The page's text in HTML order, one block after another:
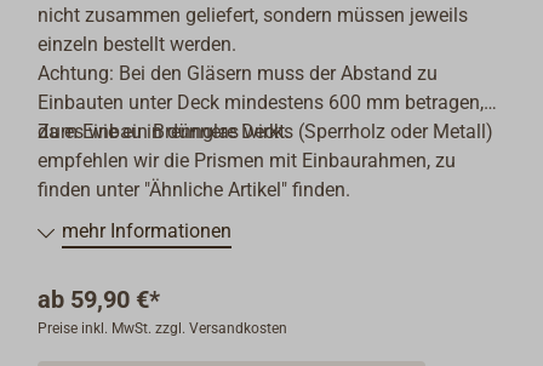
nicht zusammen geliefert, sondern müssen jeweils
einzeln bestellt werden.
Achtung: Bei den Gläsern muss der Abstand zu
Einbauten unter Deck mindestens 600 mm betragen,
da es wie ein Brennglas wirkt.
Zum Einbau in dünnere Decks (Sperrholz oder Metall)
empfehlen wir die Prismen mit Einbaurahmen, zu
finden unter "Ähnliche Artikel" finden.
mehr Informationen
ab 59,90 €*
Preise inkl. MwSt. zzgl. Versandkosten